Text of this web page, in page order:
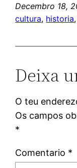
Decembro 18,
cultura, historia,
Deixa
O teu
Os campos
*
Comentario *